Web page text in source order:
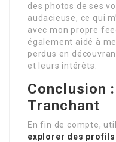
des photos de ses
audacieuse, ce qui
avec mon propre
également aidé à
perdus en
et leurs intérêts.
Conclusion
Tranchant
En fin de compte,
explorer des